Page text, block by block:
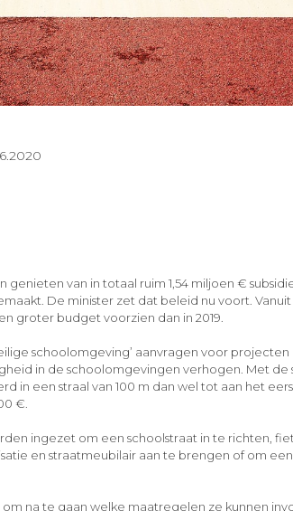
van in totaal ruim 1,54 miljoen €
De minister zet dat beleid nu voort.
groter budget voorzien dan in 2019.
schoolomgeving’ aanvragen voor projecten
in de schoolomgevingen verhogen. Met de
in een straal van 100 m dan wel tot aan het
€.
ingezet om een schoolstraat in te richten,
en straatmeubilair aan te brengen of om een
na te gaan welke maatregelen ze kunnen